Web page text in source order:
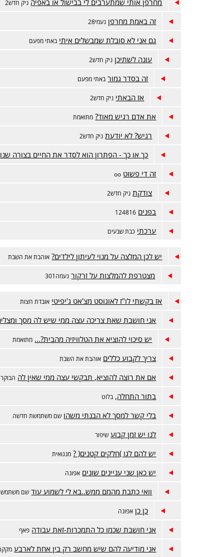
ניק חדש2
זה באמת מחרפן נעמי28
גם אני לא סובלת שמבשלים איתי באתי מפעם
עונה לשתיכן ניק חדש2
זה בסדר גמור באתי מפעם
אז הבאתי ניק חדש2
את אדם רגיש מאוד? מתואמת
רגיש? לא יודעת ניק חדש2
כך או כך - הפתרון הוא לסדר את החיים בצורה
זה די פשוט oo
צודקת ניק חדש2
בפנים 124816
ערכתי כבת שבעים
יש לכן המלצה על מנוי לעיתון לילדים? אוהבת את השבת
מצטרפת להמלצות על זרקור נעמה301
אז בקשתי לו"ז לאוגוסט מצ'אט ג'יפיטי אובדת חצות
אני חושבת שאת צריכה עצה ממי שיש לה מסך
יש סיכוי להוציא את הטלוויזיה מהבית?... מתואמת
צריך לקבוע כללים אוהבת את השבת
אם את רוצה להוציא, תבקשי עצה ממי שאין לה
בתור התחלה, בלוט
בלי קשר למסך לא הבנתי משהו שם משתמשת חדשה
לנו יש זמן קבוע שיפור
יש להם לגו )חלקים קטנים( ? מנגואית
יש כאן שני עניינים שונים אפונה
וואי כתבת מהמם ממש..בא לי לשמוע עוד שם
כן כן אפונה
אני חושבת שכמו כל התמכרות-זאת עבודה פאף
אני מודיעה להם שיש מחשב רק בין אחת לארבע